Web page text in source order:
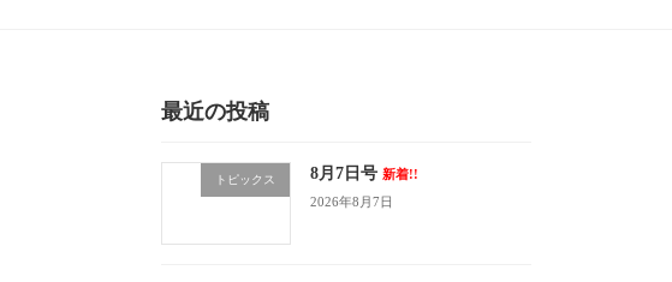
最近の投稿
トピックス 8月7日号 新着!!
2026年8月7日